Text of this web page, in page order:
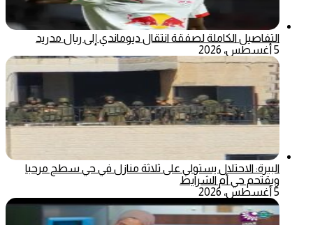
التفاصيل الكاملة لصفقة انتقال ديوماندي إلى ريال مدريد
5 أغسطس، 2026
البيرة: الاحتلال يستولي على ثلاثة منازل في حي سطح مرحبا
ويقتحم حي أم الشرايط
5 أغسطس، 2026